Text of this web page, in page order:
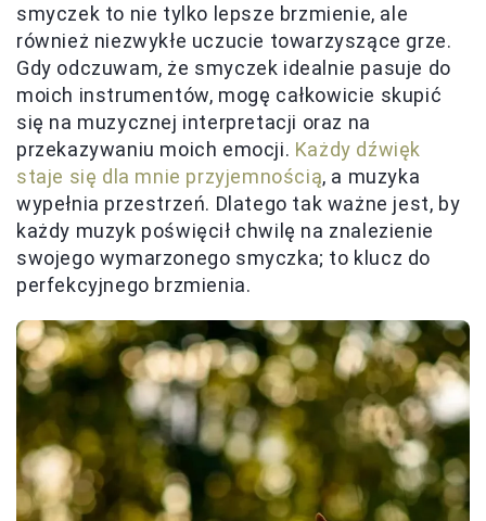
smyczek to nie tylko lepsze brzmienie, ale
również niezwykłe uczucie towarzyszące grze.
Gdy odczuwam, że smyczek idealnie pasuje do
moich instrumentów, mogę całkowicie skupić
się na muzycznej interpretacji oraz na
przekazywaniu moich emocji. Każdy dźwięk
staje się dla mnie przyjemnością, a muzyka
wypełnia przestrzeń. Dlatego tak ważne jest, by
każdy muzyk poświęcił chwilę na znalezienie
swojego wymarzonego smyczka; to klucz do
perfekcyjnego brzmienia.